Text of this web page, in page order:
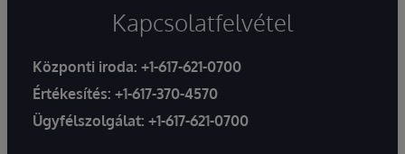
Kapcsolatfelvétel
Központi iroda: +1-617-621-0700
Értékesítés: +1-617-370-4570
Ügyfélszolgálat: +1-617-621-0700